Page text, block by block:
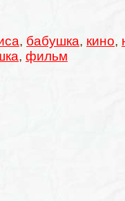
, бабушка, кино,
, фильм